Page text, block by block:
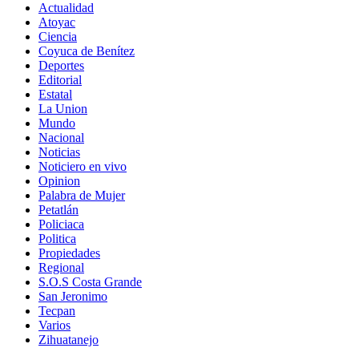
Actualidad
Atoyac
Ciencia
Coyuca de Benítez
Deportes
Editorial
Estatal
La Union
Mundo
Nacional
Noticias
Noticiero en vivo
Opinion
Palabra de Mujer
Petatlán
Policiaca
Politica
Propiedades
Regional
S.O.S Costa Grande
San Jeronimo
Tecpan
Varios
Zihuatanejo